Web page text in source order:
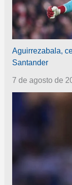
Aguirrezabala,
Santander
7 de agosto de